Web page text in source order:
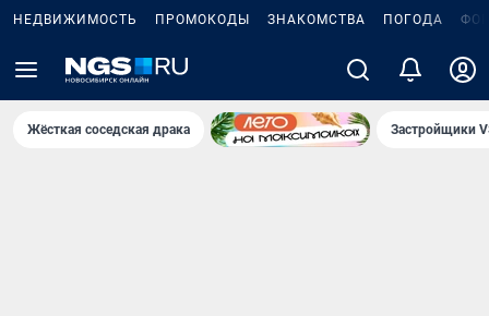
НЕДВИЖИМОСТЬ ПРОМОКОДЫ ЗНАКОМСТВА ПОГОДА
Жёсткая соседская драка Застройщики